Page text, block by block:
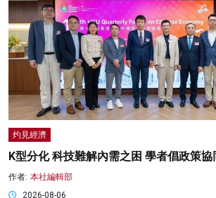
灼見經濟
K型分化 科技難解內需之困 學者倡政策協
作者: 本社編輯部
2026-08-06